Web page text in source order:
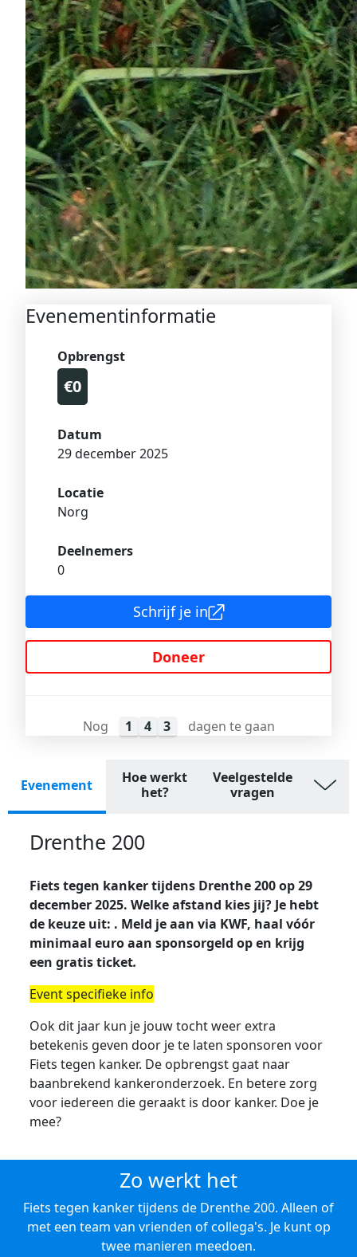
Evenementinformatie
Opbrengst
€0
Datum
29 december 2025
Locatie
Norg
Deelnemers
0
Schrijf je in
Doneer
Nog 1 4 3 dagen te gaan
Evenement
Hoe werkt
het?
Veelgestelde
vragen
Drenthe 200
Fiets tegen kanker tijdens Drenthe 200 op 29
december 2025. Welke afstand kies jij? Je hebt
de keuze uit: . Meld je aan via KWF, haal vóór
minimaal euro aan sponsorgeld op en krijg
een gratis ticket.
Event specifieke info
Ook dit jaar kun je jouw tocht weer extra
betekenis geven door je te laten sponsoren voor
Fiets tegen kanker. De opbrengst gaat naar
baanbrekend kankeronderzoek. En betere zorg
voor iedereen die geraakt is door kanker. Doe je
mee?
Zo werkt het
Fiets tegen kanker tijdens de Drenthe 200. Alleen of
met een team van vrienden of collega's. Je kunt op
twee manieren meedoen.